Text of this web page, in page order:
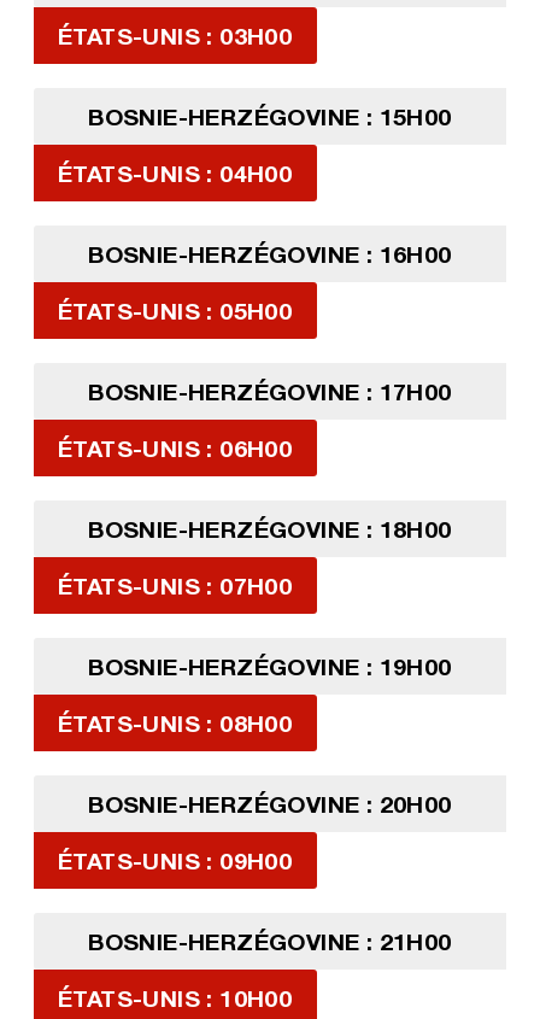
ÉTATS-UNIS : 03H00
BOSNIE-HERZÉGOVINE : 15H00
ÉTATS-UNIS : 04H00
BOSNIE-HERZÉGOVINE : 16H00
ÉTATS-UNIS : 05H00
BOSNIE-HERZÉGOVINE : 17H00
ÉTATS-UNIS : 06H00
BOSNIE-HERZÉGOVINE : 18H00
ÉTATS-UNIS : 07H00
BOSNIE-HERZÉGOVINE : 19H00
ÉTATS-UNIS : 08H00
BOSNIE-HERZÉGOVINE : 20H00
ÉTATS-UNIS : 09H00
BOSNIE-HERZÉGOVINE : 21H00
ÉTATS-UNIS : 10H00